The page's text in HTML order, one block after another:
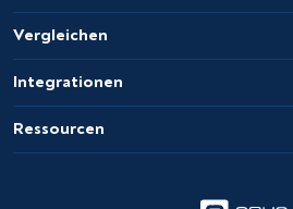
Vergleichen
Integrationen
Ressourcen